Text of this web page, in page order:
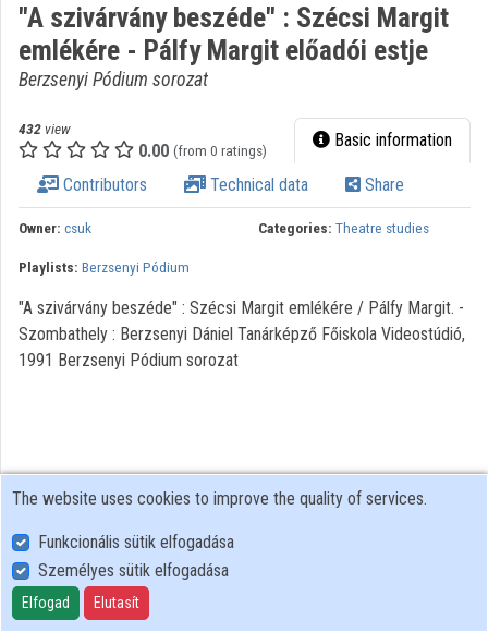
Log In
Organization discovery
Organizations
Contributors
"A szivárvány beszéde" : Szécsi Margit
emlékére - Pálfy Margit előadói estje
Berzsenyi Pódium sorozat
432 view
0.00 (from 0 ratings) Basic information
Contributors Technical data Share
Owner: csuk Categories: Theatre studies
Playlists: Berzsenyi Pódium
"A szivárvány beszéde" : Szécsi Margit emlékére / Pálfy Margit. -
Szombathely : Berzsenyi Dániel Tanárképző Főiskola Videostúdió,
1991 Berzsenyi Pódium sorozat
User Policy
Adatkezelési tájékoztató (en)
Cookie Policy
The website uses cookies to improve the quality of services.
Funkcionális sütik elfogadása
Személyes sütik elfogadása
Elfogad Elutasít